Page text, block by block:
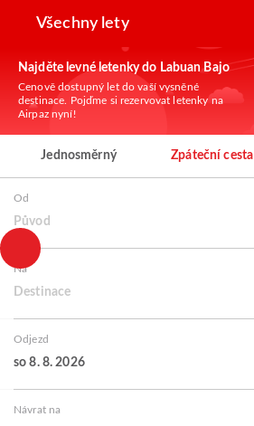
Všechny lety
Najděte levné letenky do Labuan Bajo
Cenově dostupný let do vaší vysněné
destinace. Pojďme si rezervovat letenky na
Airpaz nyní!
Jednosměrný Zpáteční cesta
Od
Původ
Na
Destinace
Odjezd
so 8. 8. 2026
Návrat na